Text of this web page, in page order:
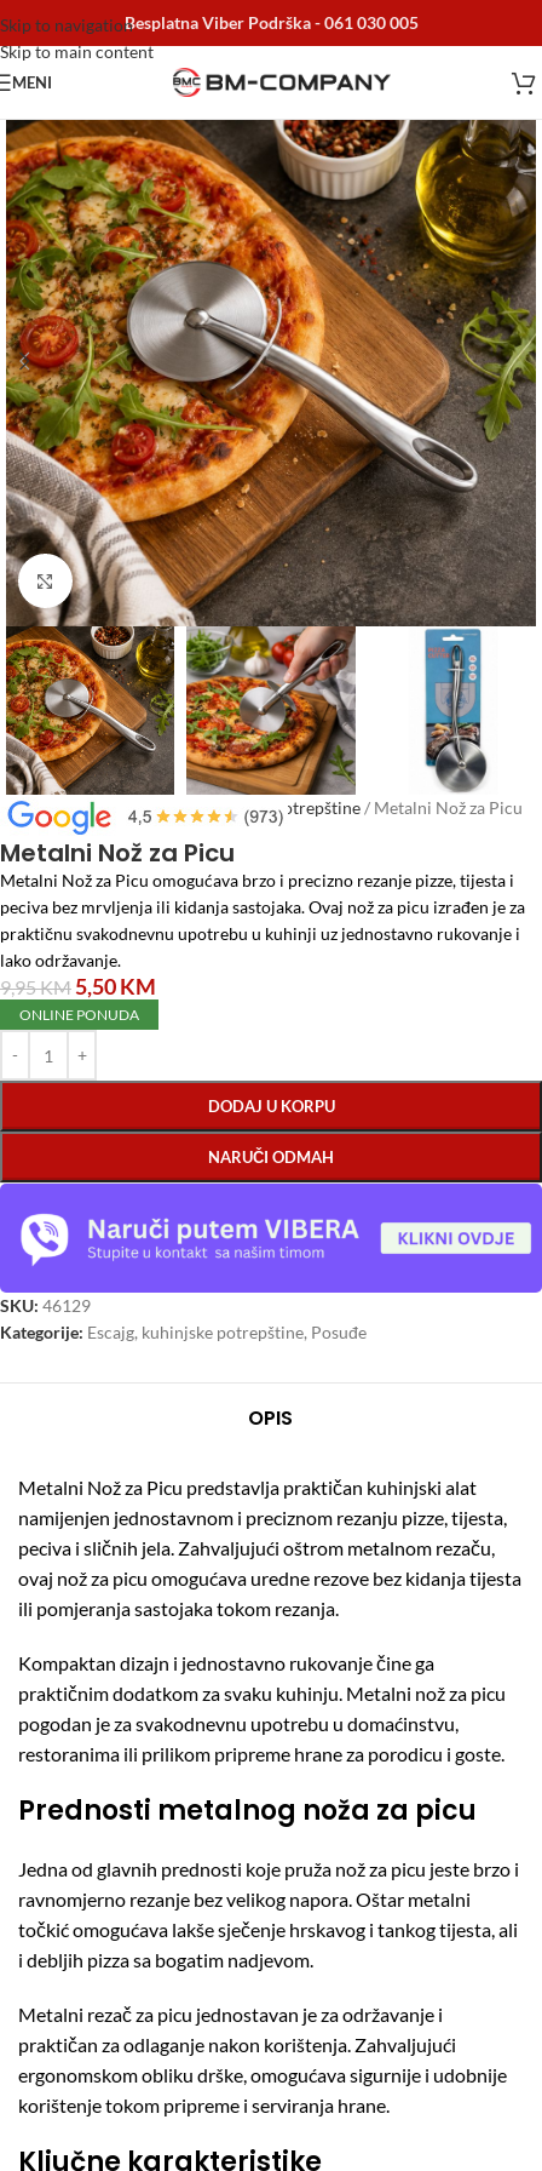
Skip to navigation
Skip to main content
Besplatna Viber Podrška -061 030 005
MENI
Click to enlarge
Početna/Posuđe / Escajg, kuhinjske potrepštine/ Metalni Nož za Picu
Metalni Nož za Picu
Metalni Nož za Picu omogućava brzo i precizno rezanje pizze, tijesta i
peciva bez mrvljenja ili kidanja sastojaka. Ovaj nož za picu izrađen je za
praktičnu svakodnevnu upotrebu u kuhinji uz jednostavno rukovanje i
lako održavanje.
9,95KM5,50KM
ONLINE PONUDA
DODAJ U KORPU
NARUČI ODMAH
SKU: 46129
Kategorije: Escajg, kuhinjske potrepštine, Posuđe
OPIS
Metalni Nož za Picu predstavlja praktičan kuhinjski alat
namijenjen jednostavnom i preciznom rezanju pizze, tijesta,
peciva i sličnih jela. Zahvaljujući oštrom metalnom rezaču,
ovaj nož za picu omogućava uredne rezove bez kidanja tijesta
ili pomjeranja sastojaka tokom rezanja.
Kompaktan dizajn i jednostavno rukovanje čine ga
praktičnim dodatkom za svaku kuhinju. Metalni nož za picu
pogodan je za svakodnevnu upotrebu u domaćinstvu,
restoranima ili prilikom pripreme hrane za porodicu i goste.
Prednosti metalnog noža za picu
Jedna od glavnih prednosti koje pruža nož za picu jeste brzo i
ravnomjerno rezanje bez velikog napora. Oštar metalni
točkić omogućava lakše sječenje hrskavog i tankog tijesta, ali
i debljih pizza sa bogatim nadjevom.
Metalni rezač za picu jednostavan je za održavanje i
praktičan za odlaganje nakon korištenja. Zahvaljujući
ergonomskom obliku drške, omogućava sigurnije i udobnije
korištenje tokom pripreme i serviranja hrane.
Ključne karakteristike